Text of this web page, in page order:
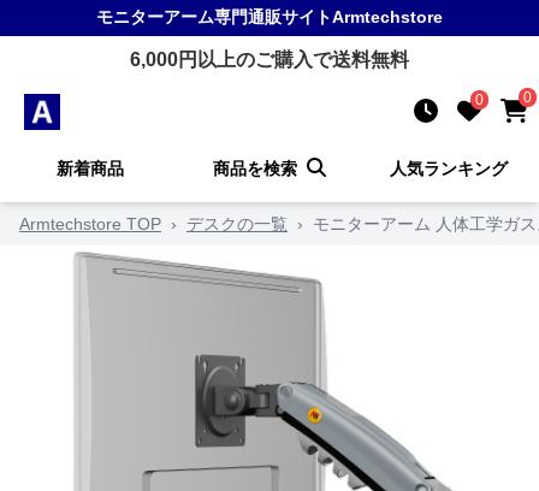
モニターアーム専門通販サイトArmtechstore
6,000円以上のご購入で送料無料
0 0
新着商品 商品を検索 人気ランキング
Armtechstore TOP › デスクの一覧 › モニターアーム 人体工学ガ